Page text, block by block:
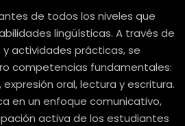
de todos los niveles que
lingüísticas. A través de
actividades prácticas, se
competencias fundamentales:
oral, lectura y escritura.
en un enfoque comunicativo,
activa de los estudiantes